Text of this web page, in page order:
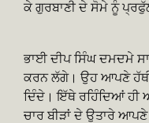
ਕੇ ਗੁਰਬਾਣੀ ਦੇ ਸੋਮੇ ਨੂੰ
ਭਾਈ ਦੀਪ ਸਿੰਘ ਦਮਦਮੇ
ਕਰਨ ਲੱਗੇ। ਉਹ ਆਪਣੇ
ਦਿੰਦੇ। ਇੱਥੇ ਰਹਿੰਦਿਆਂ ਹੀ
ਚਾਰ ਬੀੜਾਂ ਦੇ ਉਤਾਰੇ